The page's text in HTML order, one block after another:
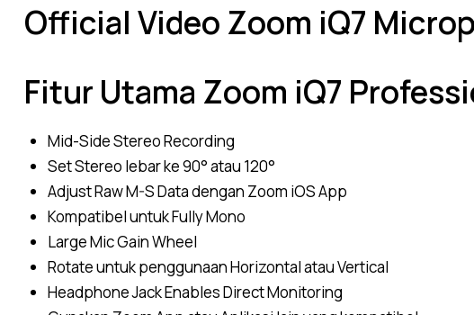
Official Video Zoom iQ7
Fitur Utama Zoom iQ7
Mid-Side Stereo Recording
Set Stereo lebar ke 90° atau 120°
Adjust Raw M-S Data dengan Zoom iOS App
Kompatibel untuk Fully Mono
Large Mic Gain Wheel
Rotate untuk penggunaan Horizontal atau Vertical
Headphone Jack Enables Direct Monitoring